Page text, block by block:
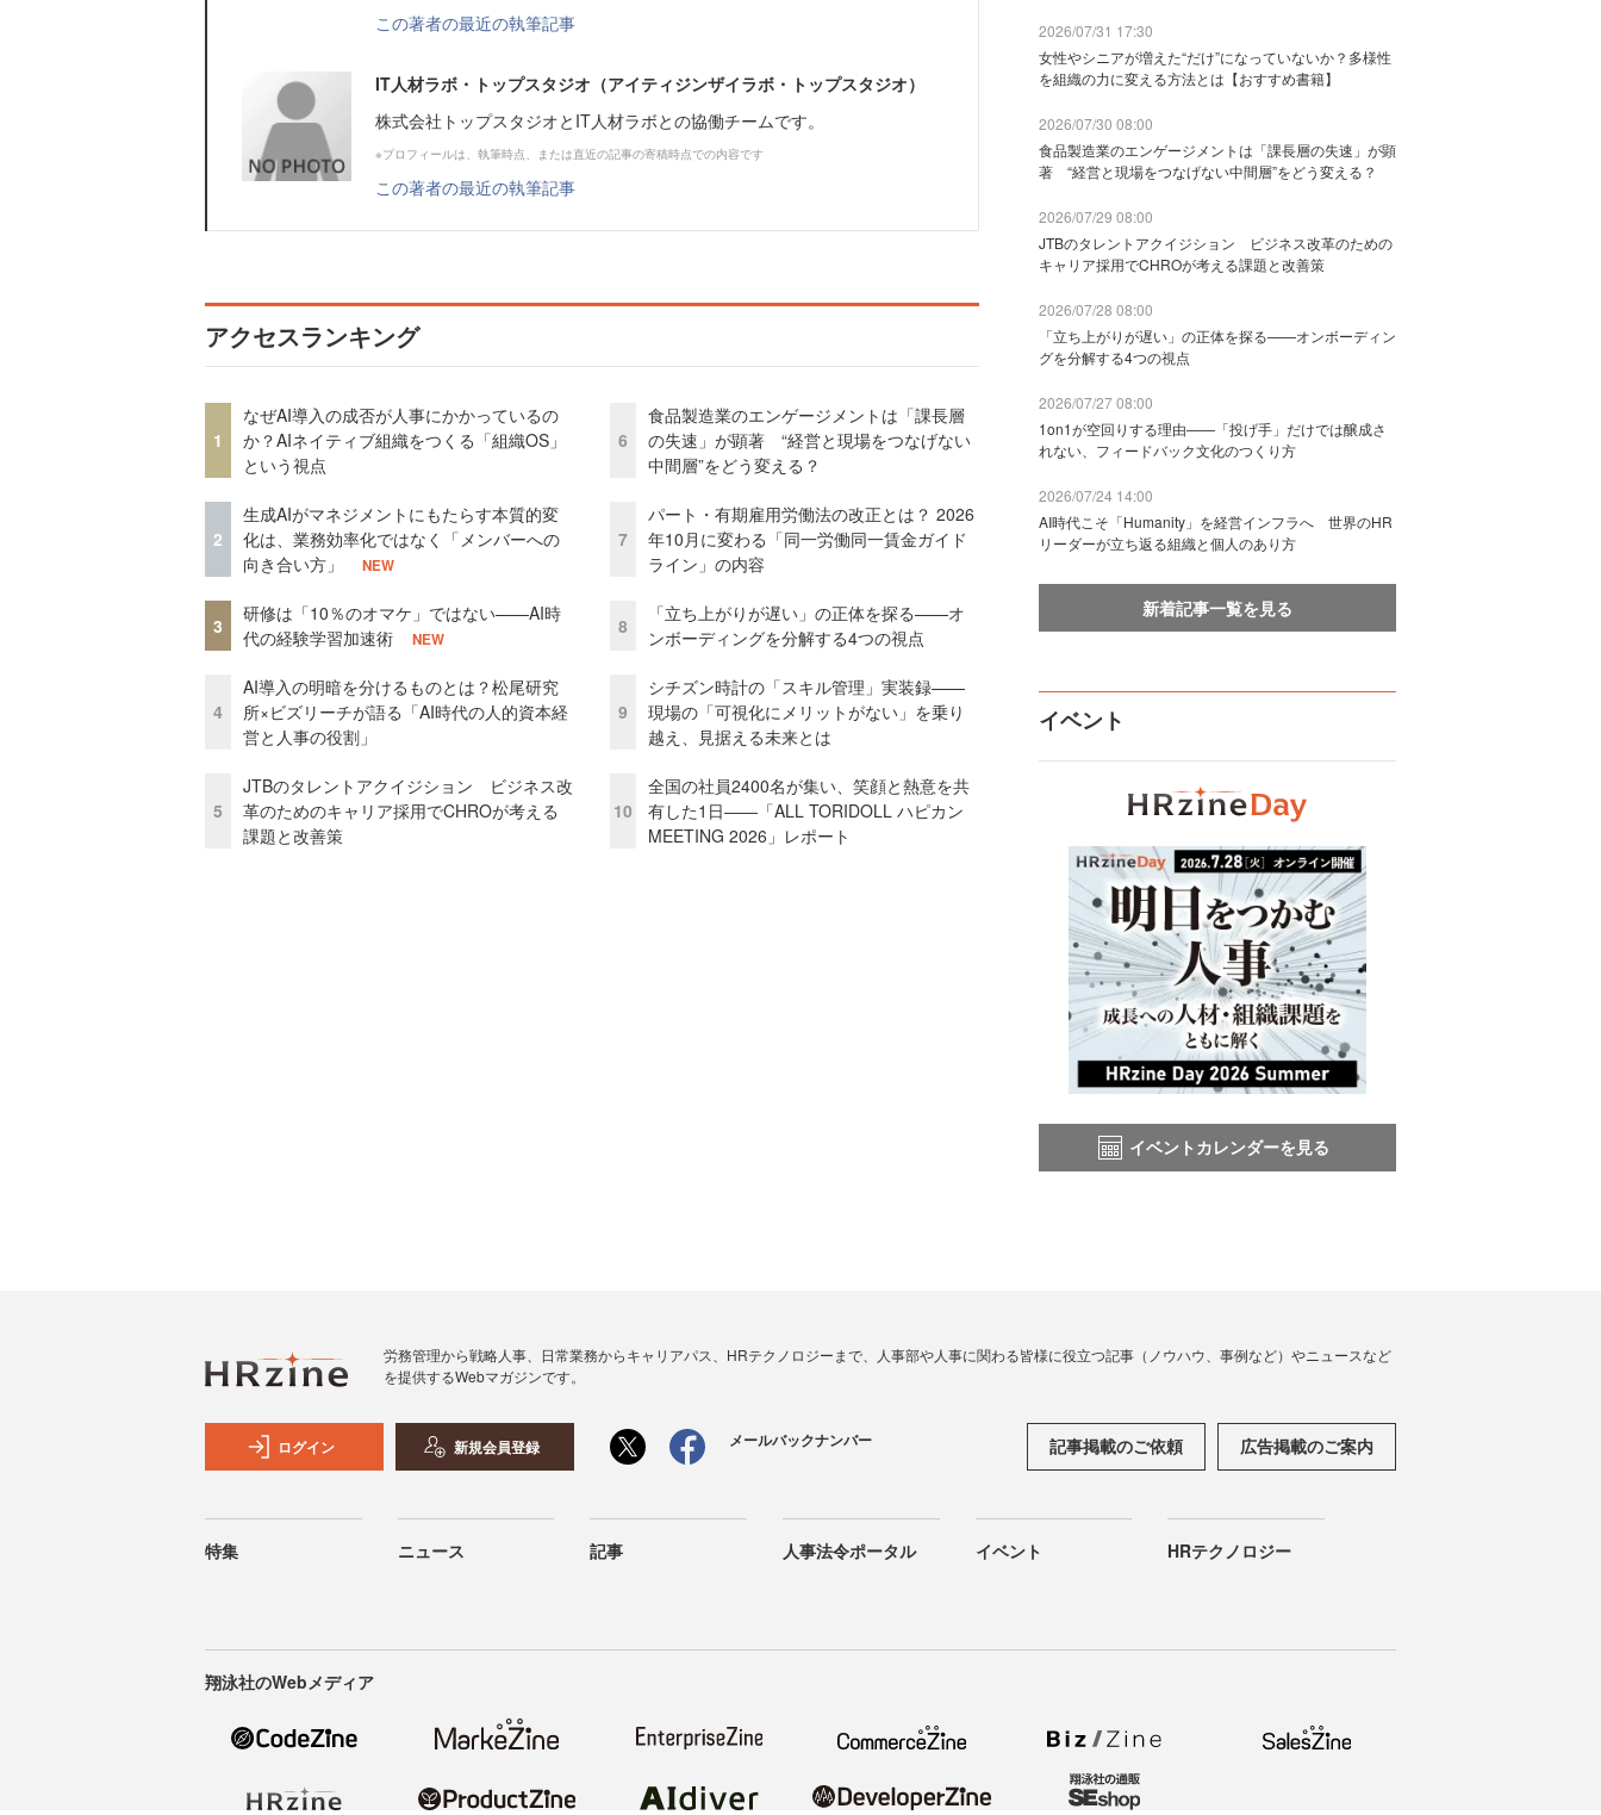
この著者の最近の執筆記事
IT人材ラボ・トップスタジオ（アイティジンザイラボ・トップスタジオ）
株式会社トップスタジオとIT人材ラボとの協働チームです。
※プロフィールは、執筆時点、または直近の記事の寄稿時点での内容です
この著者の最近の執筆記事
アクセスランキング
1
なぜAI導入の成否が人事にかかっているの
か？AIネイティブ組織をつくる「組織OS」
という視点
2
生成AIがマネジメントにもたらす本質的変
化は、業務効率化ではなく「メンバーへの
向き合い方」
NEW
3
研修は「10％のオマケ」ではない——AI時
代の経験学習加速術
NEW
4
AI導入の明暗を分けるものとは？松尾研究
所×ビズリーチが語る「AI時代の人的資本経
営と人事の役割」
5
JTBのタレントアクイジション ビジネス改
革のためのキャリア採用でCHROが考える
課題と改善策
6
食品製造業のエンゲージメントは「課長層
の失速」が顕著 “経営と現場をつなげない
中間層”をどう変える？
7
パート・有期雇用労働法の改正とは？ 2026
年10月に変わる「同一労働同一賃金ガイド
ライン」の内容
8
「立ち上がりが遅い」の正体を探る——オ
ンボーディングを分解する4つの視点
9
シチズン時計の「スキル管理」実装録——
現場の「可視化にメリットがない」を乗り
越え、見据える未来とは
10
全国の社員2400名が集い、笑顔と熱意を共
有した1日――「ALL TORIDOLL ハピカン
MEETING 2026」レポート
2026/07/31 17:30
女性やシニアが増えた“だけ”になっていないか？多様性
を組織の力に変える方法とは【おすすめ書籍】
2026/07/30 08:00
食品製造業のエンゲージメントは「課長層の失速」が顕
著 “経営と現場をつなげない中間層”をどう変える？
2026/07/29 08:00
JTBのタレントアクイジション ビジネス改革のための
キャリア採用でCHROが考える課題と改善策
2026/07/28 08:00
「立ち上がりが遅い」の正体を探る——オンボーディン
グを分解する4つの視点
2026/07/27 08:00
1on1が空回りする理由——「投げ手」だけでは醸成さ
れない、フィードバック文化のつくり方
2026/07/24 14:00
AI時代こそ「Humanity」を経営インフラへ 世界のHR
リーダーが立ち返る組織と個人のあり方
新着記事一覧を見る
イベント
イベントカレンダーを見る
労務管理から戦略人事、日常業務からキャリアパス、HRテクノロジーまで、人事部や人事に関わる皆様に役立つ記事（ノウハウ、事例など）やニュースなど
を提供するWebマガジンです。
ログイン 新規会員登録 メールバックナンバー 記事掲載のご依頼 広告掲載のご案内
特集 ニュース 記事 人事法令ポータル イベント HRテクノロジー
翔泳社のWebメディア